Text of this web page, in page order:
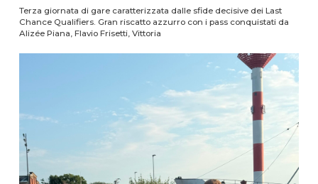
Terza giornata di gare caratterizzata dalle sfide decisive dei Last
Chance Qualifiers. Gran riscatto azzurro con i pass conquistati da
Alizée Piana, Flavio Frisetti, Vittoria